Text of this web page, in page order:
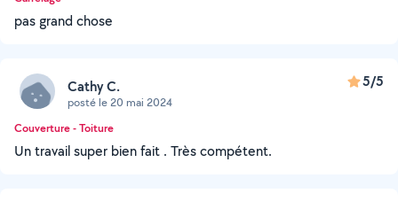
pas grand chose
Cathy C.
posté le 20 mai 2024
5/5
Couverture - Toiture
Un travail super bien fait . Très compétent.